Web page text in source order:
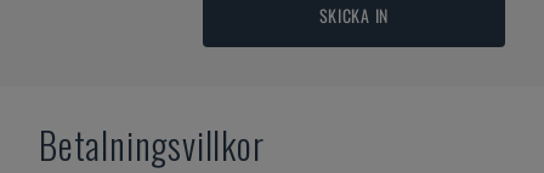
SKICKA IN
Betalningsvillkor